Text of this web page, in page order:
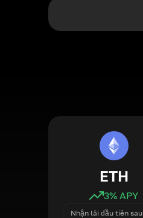
ETH
3% APY
Nhận lãi đầu tiên sau